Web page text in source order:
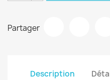
Partager
Description